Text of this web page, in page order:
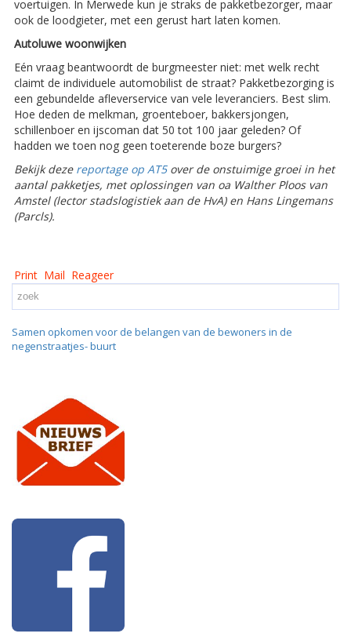
voertuigen. In Merwede kun je straks de pakketbezorger, maar
ook de loodgieter, met een gerust hart laten komen.
Autoluwe woonwijken
Eén vraag beantwoordt de burgmeester niet: met welk recht
claimt de individuele automobilist de straat? Pakketbezorging is
een gebundelde afleverservice van vele leveranciers. Best slim.
Hoe deden de melkman, groenteboer, bakkersjongen,
schillenboer en ijscoman dat 50 tot 100 jaar geleden? Of
hadden we toen nog geen toeterende boze burgers?
Bekijk deze reportage op AT5over de onstuimige groei in het
aantal pakketjes, met oplossingen van oa Walther Ploos van
Amstel (lector stadslogistiek aan de HvA) en Hans Lingemans
(Parcls).
Print Mail Reageer
Samen opkomen voor de belangen van de bewoners in de
negenstraatjes- buurt